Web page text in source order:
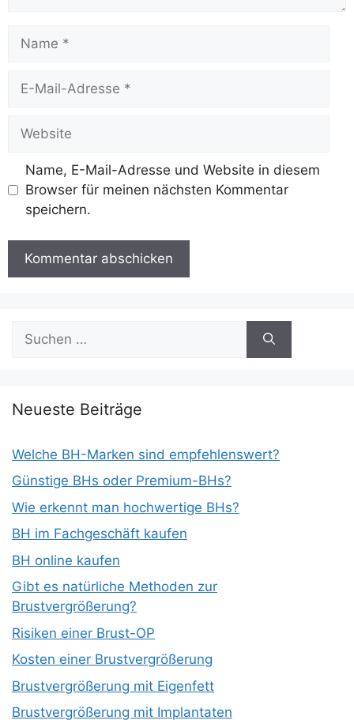
Name
Website
Name, E-Mail-Adresse und Website in diesem
Browser für meinen nächsten Kommentar
speichern.
nach:
Neueste Beiträge
Welche BH-Marken sind empfehlenswert?
Günstige BHs oder Premium-BHs?
Wie erkennt man hochwertige BHs?
BH im Fachgeschäft kaufen
BH online kaufen
Gibt es natürliche Methoden zur
Brustvergrößerung?
Risiken einer Brust-OP
Kosten einer Brustvergrößerung
Brustvergrößerung mit Eigenfett
Brustvergrößerung mit Implantaten